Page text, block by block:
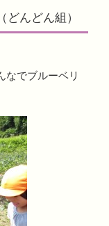
んどん組）
なでブルーベリ